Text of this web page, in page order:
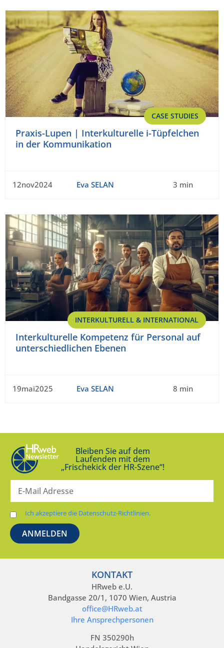
CASE STUDIES
Praxis-Lupen | Interkulturelle i-Tüpfelchen
in der Kommunikation
12nov2024 Eva SELAN 3 min
INTERKULTURELL & INTERNATIONAL
Interkulturelle Kompetenz für Personal auf
unterschiedlichen Ebenen
19mai2025 Eva SELAN 8 min
Bleiben Sie auf dem
Laufenden mit dem
„Frischekick der HR-Szene“!
Ich akzeptiere die Datenschutz-Richtlinien.
KONTAKT
HRweb e.U.
Bandgasse 20/1, 1070 Wien, Austria
office@HRweb.at
Ihre Ansprechpersonen
FN 350290h